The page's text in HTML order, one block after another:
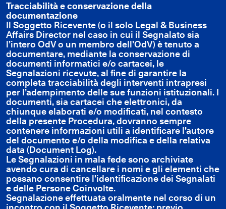
Tracciabilità e conservazione della
documentazione
Il Soggetto Ricevente (o il solo Legal & Business
Affairs Director nel caso in cui il Segnalato sia
l’intero OdV o un membro dell’OdV) è tenuto a
documentare, mediante la conservazione di
documenti informatici e/o cartacei, le
Segnalazioni ricevute, al fine di garantire la
completa tracciabilità degli interventi intrapresi
per l’adempimento delle sue funzioni istituzionali. I
documenti, sia cartacei che elettronici, da
chiunque elaborati e/o modificati, nel contesto
della presente Procedura, dovranno sempre
contenere informazioni utili a identificare l’autore
del documento e/o della modifica e della relativa
data (Document Log).
Le Segnalazioni in mala fede sono archiviate
avendo cura di cancellare i nomi e gli elementi che
possano consentire l’identificazione dei Segnalati
e delle Persone Coinvolte.
Segnalazione effettuata oralmente nel corso di un